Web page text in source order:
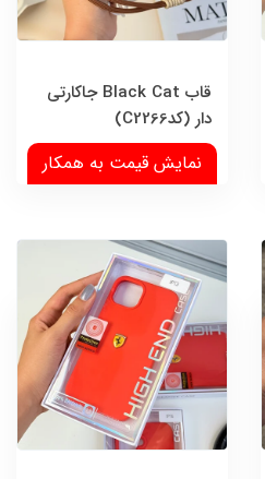
قاب Black Cat جاکارتی
دار (کدC2266)
نمایش قیمت به همکار